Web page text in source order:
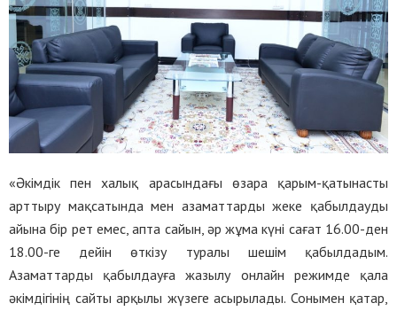
«Әкімдік пен халық арасындағы өзара қарым-қатынасты
арттыру мақсатында мен азаматтарды жеке қабылдауды
айына бір рет емес, апта сайын, әр жұма күні сағат 16.00-ден
18.00-ге дейін өткізу туралы шешім қабылдадым.
Азаматтарды қабылдауға жазылу онлайн режимде қала
әкімдігінің сайты арқылы жүзеге асырылады. Сонымен қатар,